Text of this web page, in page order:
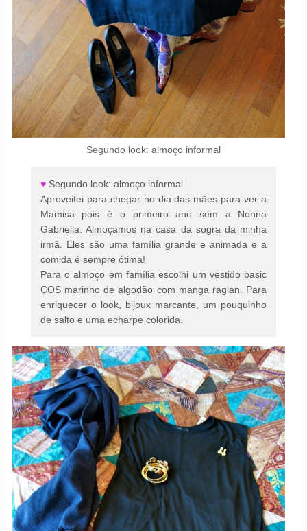
Segundo look: almoço informal
♥ Segundo look: almoço informal.
Aproveitei para chegar no dia das mães para ver a
Mamisa pois é o primeiro ano sem a Nonna
Gabriella. Almoçamos na casa da sogra da minha
irmã. Eles são uma família grande e animada e a
comida é sempre ótima!
Para o almoço em família escolhi um vestido basic
COS marinho de algodão com manga raglan. Para
enriquecer o look, bijoux marcante, um pouquinho
de salto e uma echarpe colorida.